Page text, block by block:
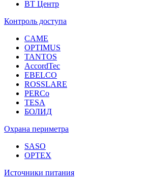
ВТ Центр
Контроль доступа
CAME
OPTIMUS
TANTOS
AccordTec
EBELCO
ROSSLARE
PERCo
TESA
БОЛИД
Охрана периметра
SASO
OPTEX
Источники питания